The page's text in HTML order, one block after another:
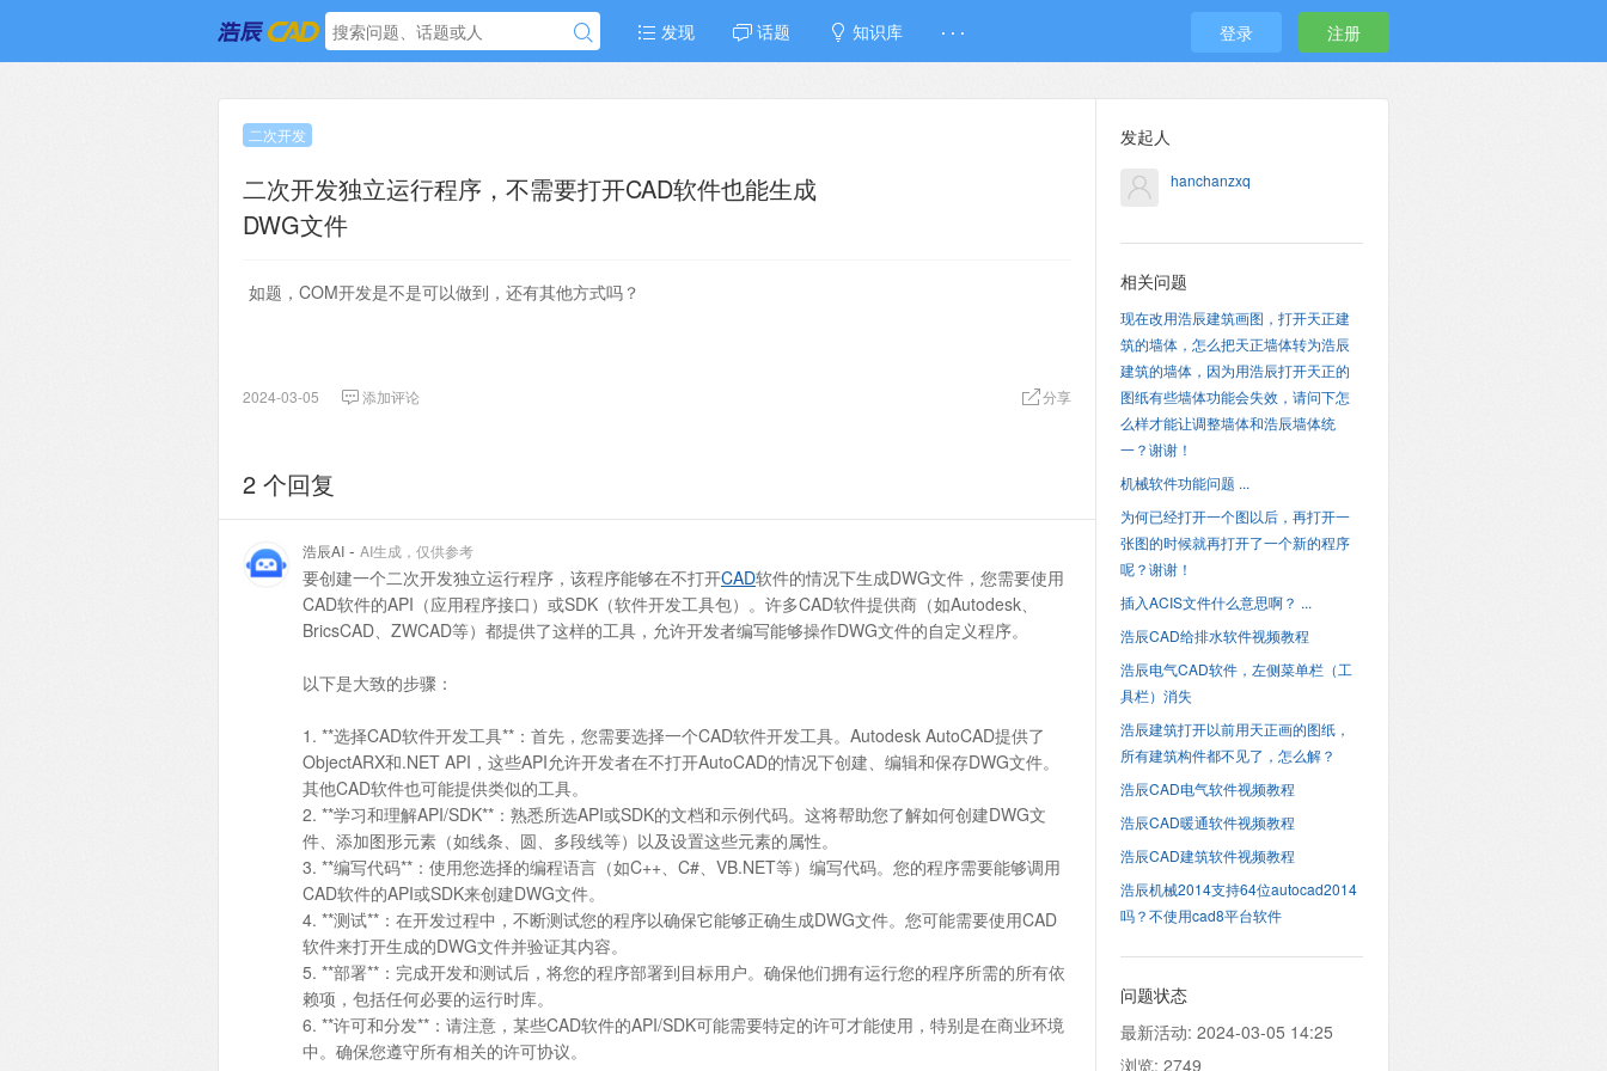
发现 话题 知识库 · · · 登录 注册
二次开发
二次开发独立运行程序，不需要打开CAD软件也能生成
DWG文件
如题，COM开发是不是可以做到，还有其他方式吗？
2024-03-05 添加评论 分享
2 个回复
浩辰AI - AI生成，仅供参考
要创建一个二次开发独立运行程序，该程序能够在不打开CAD软件的情况下生成DWG文件，您需要使用
CAD软件的API（应用程序接口）或SDK（软件开发工具包）。许多CAD软件提供商（如Autodesk、
BricsCAD、ZWCAD等）都提供了这样的工具，允许开发者编写能够操作DWG文件的自定义程序。
以下是大致的步骤：
1. **选择CAD软件开发工具**：首先，您需要选择一个CAD软件开发工具。Autodesk AutoCAD提供了
ObjectARX和.NET API，这些API允许开发者在不打开AutoCAD的情况下创建、编辑和保存DWG文件。
其他CAD软件也可能提供类似的工具。
2. **学习和理解API/SDK**：熟悉所选API或SDK的文档和示例代码。这将帮助您了解如何创建DWG文
件、添加图形元素（如线条、圆、多段线等）以及设置这些元素的属性。
3. **编写代码**：使用您选择的编程语言（如C++、C#、VB.NET等）编写代码。您的程序需要能够调用
CAD软件的API或SDK来创建DWG文件。
4. **测试**：在开发过程中，不断测试您的程序以确保它能够正确生成DWG文件。您可能需要使用CAD
软件来打开生成的DWG文件并验证其内容。
5. **部署**：完成开发和测试后，将您的程序部署到目标用户。确保他们拥有运行您的程序所需的所有依
赖项，包括任何必要的运行时库。
6. **许可和分发**：请注意，某些CAD软件的API/SDK可能需要特定的许可才能使用，特别是在商业环境
中。确保您遵守所有相关的许可协议。
发起人
hanchanzxq
相关问题
现在改用浩辰建筑画图，打开天正建
筑的墙体，怎么把天正墙体转为浩辰
建筑的墙体，因为用浩辰打开天正的
图纸有些墙体功能会失效，请问下怎
么样才能让调整墙体和浩辰墙体统
一？谢谢！
机械软件功能问题 ...
为何已经打开一个图以后，再打开一
张图的时候就再打开了一个新的程序
呢？谢谢！
插入ACIS文件什么意思啊？ ...
浩辰CAD给排水软件视频教程
浩辰电气CAD软件，左侧菜单栏（工
具栏）消失
浩辰建筑打开以前用天正画的图纸，
所有建筑构件都不见了，怎么解？
浩辰CAD电气软件视频教程
浩辰CAD暖通软件视频教程
浩辰CAD建筑软件视频教程
浩辰机械2014支持64位autocad2014
吗？不使用cad8平台软件
问题状态
最新活动: 2024-03-05 14:25
浏览: 2749